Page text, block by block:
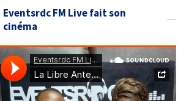
Eventsrdc FM Live fait son
cinéma